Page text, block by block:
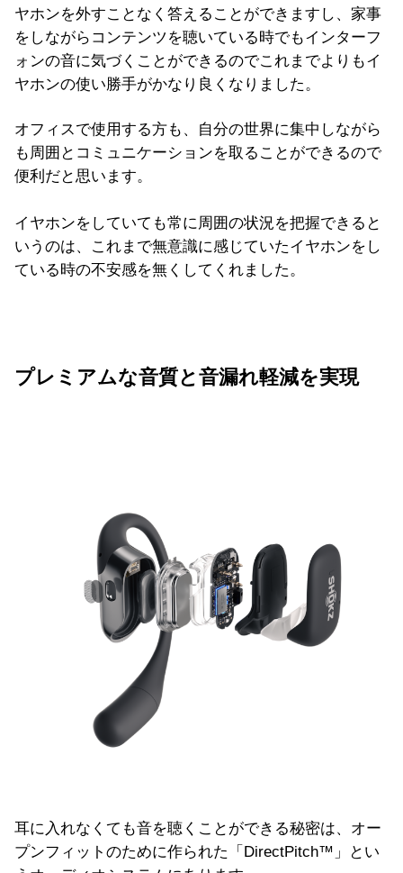
ヤホンを外すことなく答えることができますし、家事
をしながらコンテンツを聴いている時でもインターフ
ォンの音に気づくことができるのでこれまでよりもイ
ヤホンの使い勝手がかなり良くなりました。
オフィスで使用する方も、自分の世界に集中しながら
も周囲とコミュニケーションを取ることができるので
便利だと思います。
イヤホンをしていても常に周囲の状況を把握できると
いうのは、これまで無意識に感じていたイヤホンをし
ている時の不安感を無くしてくれました。
プレミアムな音質と音漏れ軽減を実現
耳に入れなくても音を聴くことができる秘密は、オー
プンフィットのために作られた「DirectPitch™」とい